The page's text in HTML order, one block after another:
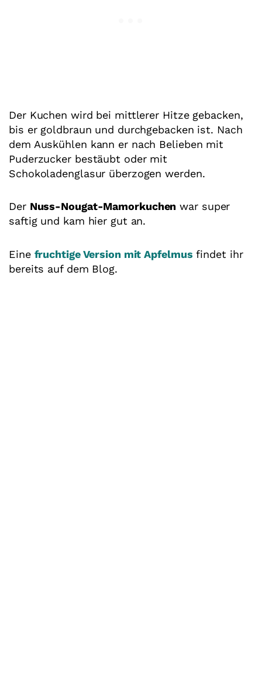
Der Kuchen wird bei mittlerer Hitze gebacken,
bis er goldbraun und durchgebacken ist. Nach
dem Auskühlen kann er nach Belieben mit
Puderzucker bestäubt oder mit
Schokoladenglasur überzogen werden.
Der Nuss-Nougat-Mamorkuchen war super
saftig und kam hier gut an.
Eine fruchtige Version mit Apfelmus findet ihr
bereits auf dem Blog.